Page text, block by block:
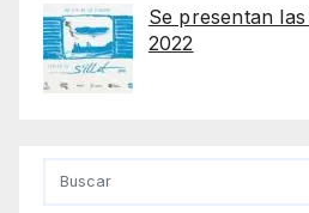
Se presentan
2022